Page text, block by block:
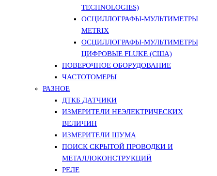
TECHNOLOGIES)
ОСЦИЛЛОГРАФЫ-МУЛЬТИМЕТРЫ
METRIX
ОСЦИЛЛОГРАФЫ-МУЛЬТИМЕТРЫ
ЦИФРОВЫЕ FLUKE (США)
ПОВЕРОЧНОЕ ОБОРУДОВАНИЕ
ЧАСТОТОМЕРЫ
РАЗНОЕ
ДТКБ ДАТЧИКИ
ИЗМЕРИТЕЛИ НЕЭЛЕКТРИЧЕСКИХ
ВЕЛИЧИН
ИЗМЕРИТЕЛИ ШУМА
ПОИСК СКРЫТОЙ ПРОВОДКИ И
МЕТАЛЛОКОНСТРУКЦИЙ
РЕЛЕ